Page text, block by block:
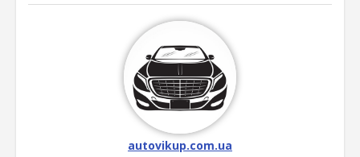
autovikup.com.ua